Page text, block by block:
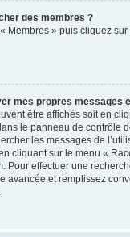
des membres ?
Membres » puis cliquez
mes propres messages
être affichés soit en
le panneau de contrôle
les messages de
cliquant sur le menu «
Pour effectuer une
avancée et remplissez